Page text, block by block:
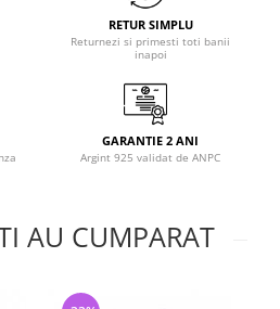
RETUR SIMPLU
Returnezi si primesti toti banii
inapoi
GARANTIE 2 ANI
Argint 925 validat de ANPC
AU CUMPARAT